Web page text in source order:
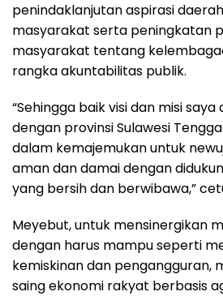
penindaklanjutan aspirasi
masyarakat serta peningkatan
masyarakat tentang
rangka akuntabilitas publik.
“Sehingga baik visi dan misi
dengan provinsi Sulawesi
dalam kemajemukan untuk
aman dan damai dengan
yang bersih dan berwibawa,”
Meyebut, untuk mensinergikan
dengan harus mampu seperti
kemiskinan dan pengangguran,
saing ekonomi rakyat berbasis